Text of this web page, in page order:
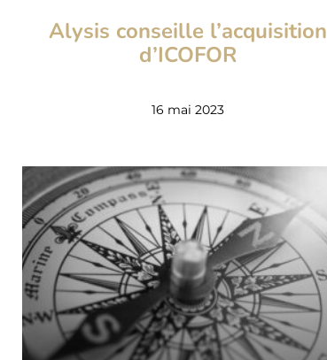
Alysis conseille l’acquisition
d’ICOFOR
16 mai 2023